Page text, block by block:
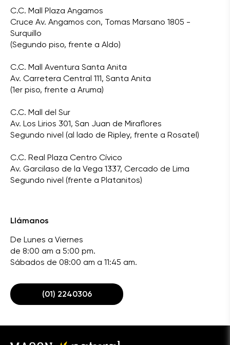
C.C. Mall Plaza Angamos
Cruce Av. Angamos con, Tomas Marsano 1805 -
Surquillo
(Segundo piso, frente a Aldo)
C.C. Mall Aventura Santa Anita
Av. Carretera Central 111, Santa Anita
(1er piso, frente a Aruma)
C.C. Mall del Sur
Av. Los Lirios 301, San Juan de Miraflores
Segundo nivel (al lado de Ripley, frente a Rosatel)
C.C. Real Plaza Centro Cívico
Av. Garcilaso de la Vega 1337, Cercado de Lima
Segundo nivel (frente a Platanitos)
Llámanos
De Lunes a Viernes
de 8:00 am a 5:00 pm.
Sábados de 08:00 am a 11:45 am.
(01) 2240306